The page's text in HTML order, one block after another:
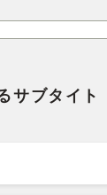
サブタイト